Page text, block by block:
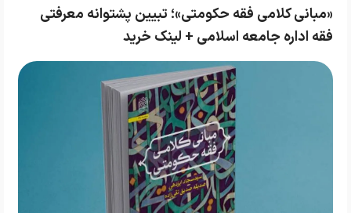
«مبانی کلامی فقه حکومتی»؛ تبیین پشتوانه معرفتی
فقه اداره جامعه اسلامی + لینک خرید